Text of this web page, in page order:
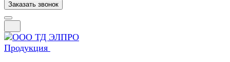
Заказать звонок
Продукция